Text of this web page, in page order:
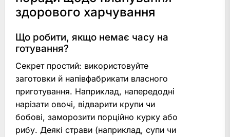
здорового харчування
Що робити, якщо немає часу на
готування?
Секрет простий: використовуйте
заготовки й напівфабрикати власного
приготування. Наприклад, напередодні
нарізати овочі, відварити крупи чи
бобові, заморозити порційно курку або
рибу. Деякі страви (наприклад, супи чи